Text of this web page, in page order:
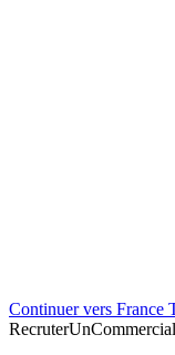
Continuer vers France
RecruterUnCommercial